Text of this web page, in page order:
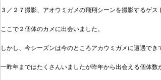
３／２７撮影、アオウミガメの飛翔シーンを撮影するゲス
ここで２個体のカメに出会いました。
しかし、今シーズンは今のところアカ ウミガメに遭遇でき
一昨年まではたくさんいましたが昨年から出会える個体数